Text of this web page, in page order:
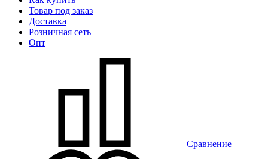
Товар под заказ
Доставка
Розничная сеть
Опт
Сравнение